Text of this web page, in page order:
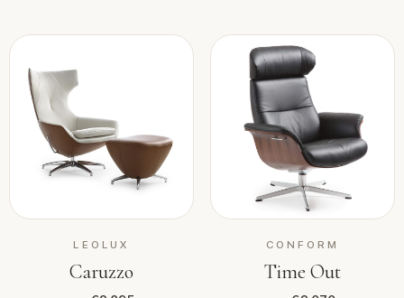
LEOLUX
Caruzzo
CONFORM
Time Out